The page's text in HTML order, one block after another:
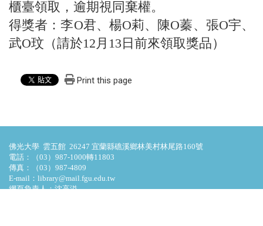
櫃臺領取，逾期視同棄權。
得獎者：李O君、楊O莉、陳O蓁、張O宇、
武O玟（請於12月13日前來領取獎品）
Print this page
佛光大學 雲五館 26247 宜蘭縣礁溪鄉林美村林尾路160號
電話：（03）987-1000轉11803
傳真：（03）987-4809
E-mail：library@mail.fgu.edu.tw
網頁負責人：沈高溢